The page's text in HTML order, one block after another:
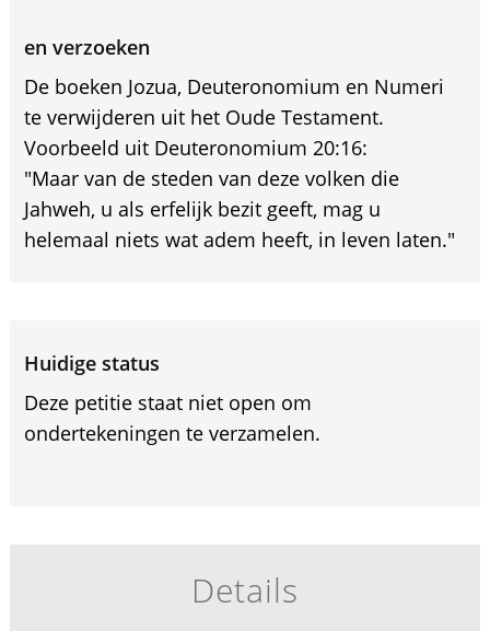
en verzoeken
De boeken Jozua, Deuteronomium en Numeri
te verwijderen uit het Oude Testament.
Voorbeeld uit Deuteronomium 20:16:
"Maar van de steden van deze volken die
Jahweh, u als erfelijk bezit geeft, mag u
helemaal niets wat adem heeft, in leven laten."
Huidige status
Deze petitie staat niet open om
ondertekeningen te verzamelen.
Details